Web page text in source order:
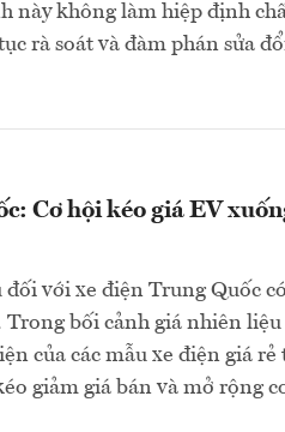
này không làm hiệp định
rà soát và đàm phán sửa
Cơ hội kéo giá EV
với xe điện Trung Quốc
bối cảnh giá nhiên
của các mẫu xe điện giá
giảm giá bán và mở rộng